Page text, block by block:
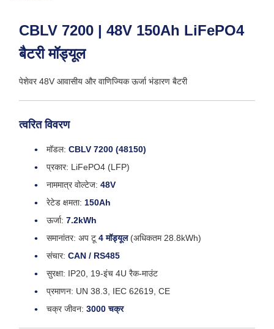
CBLV 7200 | 48V 150Ah LiFePO4
बैटरी मॉड्यूल
पेशेवर 48V आवासीय और वाणिज्यिक ऊर्जा भंडारण बैटरी
त्वरित विवरण
मॉडल: CBLV 7200 (48150)
प्रकार: LiFePO4 (LFP)
नाममात्र वोल्टेज: 48V
रेटेड क्षमता: 150Ah
ऊर्जा: 7.2kWh
समानांतर: अप टू 4 मॉड्यूल(अधिकतम 28.8kWh)
संचार: CAN / RS485
सुरक्षा: IP20, 19-इंच 4U रैक-माउंट
प्रमाणन: UN 38.3, IEC 62619, CE
चक्र जीवन: 3000 चक्र